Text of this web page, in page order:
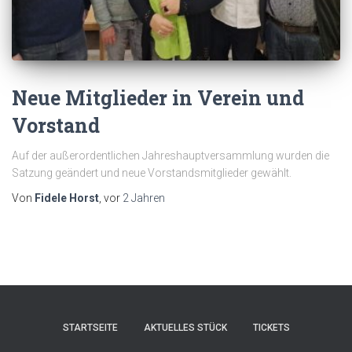
Neue Mitglieder in Verein und
Vorstand
Auf der außerordentlichen Jahreshauptversammlung wurden die
Satzung geändert und neue Vorstandsmitglieder gewählt.
Von Fidele Horst , vor 2 Jahren
STARTSEITE AKTUELLES STÜCK TICKETS